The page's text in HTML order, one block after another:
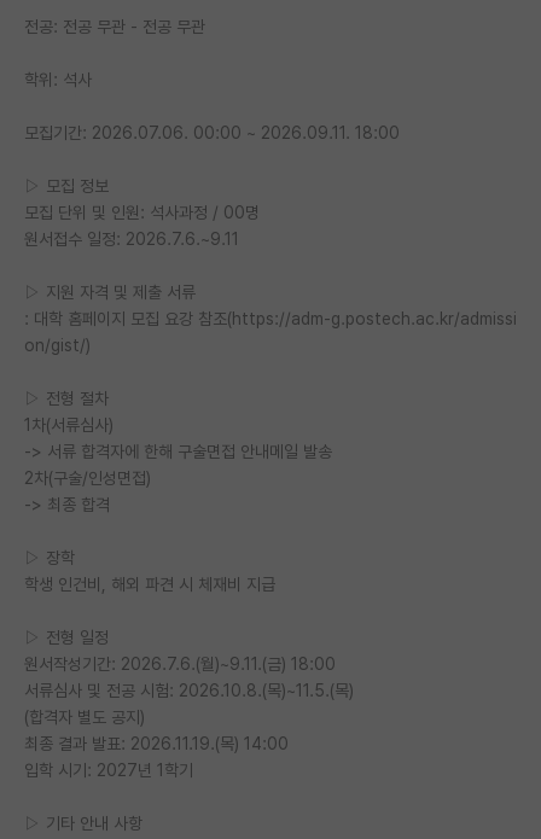
반도체/AI 게시판
장학금/장학생 게시판
커리어
이벤트
반도체 아카데미
재팬라운지 🌸
전공: 전공 무관 - 전공 무관
학위: 석사
모집기간: 2026.07.06. 00:00 ~ 2026.09.11. 18:00
▷ 모집 정보
모집 단위 및 인원: 석사과정 / 00명
원서접수 일정: 2026.7.6.~9.11
▷ 지원 자격 및 제출 서류
: 대학 홈페이지 모집 요강 참조(https://adm-g.postech.ac.kr/admissi
on/gist/)
▷ 전형 절차
1차(서류심사)
-> 서류 합격자에 한해 구술면접 안내메일 발송
2차(구술/인성면접)
-> 최종 합격
▷ 장학
학생 인건비, 해외 파견 시 체재비 지급
▷ 전형 일정
원서작성기간: 2026.7.6.(월)~9.11.(금) 18:00
서류심사 및 전공 시험: 2026.10.8.(목)~11.5.(목)
(합격자 별도 공지)
최종 결과 발표: 2026.11.19.(목) 14:00
입학 시기: 2027년 1학기
▷ 기타 안내 사항